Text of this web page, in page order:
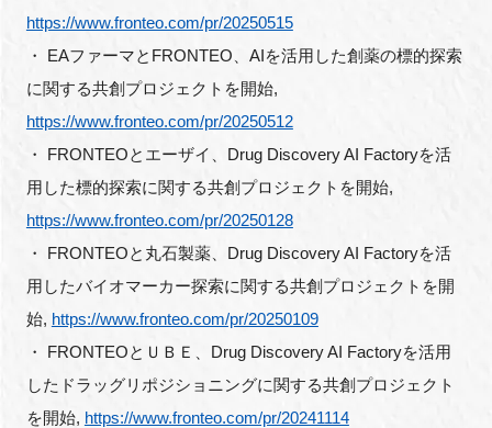
https://www.fronteo.com/pr/20250515
・ EAファーマとFRONTEO、AIを活用した創薬の標的探索
に関する共創プロジェクトを開始,
https://www.fronteo.com/pr/20250512
・ FRONTEOとエーザイ、Drug Discovery AI Factoryを活
用した標的探索に関する共創プロジェクトを開始,
https://www.fronteo.com/pr/20250128
・ FRONTEOと丸石製薬、Drug Discovery AI Factoryを活
用したバイオマーカー探索に関する共創プロジェクトを開
始, https://www.fronteo.com/pr/20250109
・ FRONTEOとＵＢＥ、Drug Discovery AI Factoryを活用
したドラッグリポジショニングに関する共創プロジェクト
を開始, https://www.fronteo.com/pr/20241114